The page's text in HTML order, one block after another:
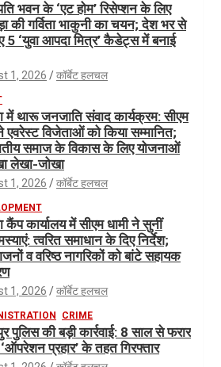
भवन के ‘एट होम’ रिसेप्शन के लिए
की गर्विता भाकुनी का चयन; देश भर से
5 ‘युवा आपदा मित्र’ कैडेट्स में बनाई
1, 2026 कॉर्बेट हलचल
में थारू जनजाति संवाद कार्यक्रम: सीएम
एवरेस्ट विजेताओं को किया सम्मानित;
समाज के विकास के लिए योजनाओं
लेखा-जोखा
1, 2026 कॉर्बेट हलचल
कैंप कार्यालय में सीएम धामी ने सुनीं
त्वरित समाधान के दिए निर्देश;
व वरिष्ठ नागरिकों को बांटे सहायक
1, 2026 कॉर्बेट हलचल
CRIME
पुलिस की बड़ी कार्रवाई: 8 साल से फरार
‘ऑपरेशन प्रहार’ के तहत गिरफ्तार